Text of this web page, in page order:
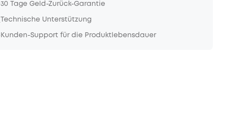
30 Tage Geld-Zurück-Garantie
Technische Unterstützung
Kunden-Support für die Produktlebensdauer